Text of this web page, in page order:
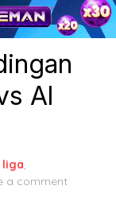
Al
liga,
a comment